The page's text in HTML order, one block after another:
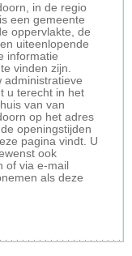
in de regio
een gemeente
oppervlakte, de
uiteenlopende
informatie
vinden zijn.
administratieve
u terecht in het
van van
op het adres
openingstijden
pagina vindt. U
ook
of via e-mail
als deze